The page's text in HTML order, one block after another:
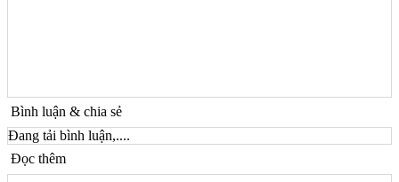
Bình luận & chia sẻ
Đang tải bình luận,....
Đọc thêm